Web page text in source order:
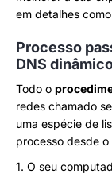
em detalhes
Processo
DNS
Todo o
redes chamado
uma espécie de
processo desde o
1. O seu